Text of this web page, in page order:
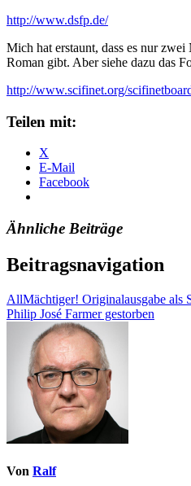
http://www.dsfp.de/
Mich hat erstaunt, dass es nur
Roman gibt. Aber siehe dazu das
http://www.scifinet.org/
Teilen mit:
X
E-Mail
Facebook
Ähnliche Beiträge
Beitragsnavigation
AllMächtiger! Originalausgabe als
Philip José Farmer gestorben
Von Ralf